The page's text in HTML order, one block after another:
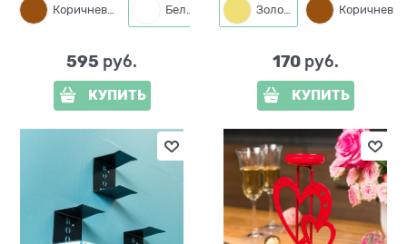
Коричневый Белый Черный
595 руб.
КУПИТЬ
Золото
170 руб.
КУПИТЬ